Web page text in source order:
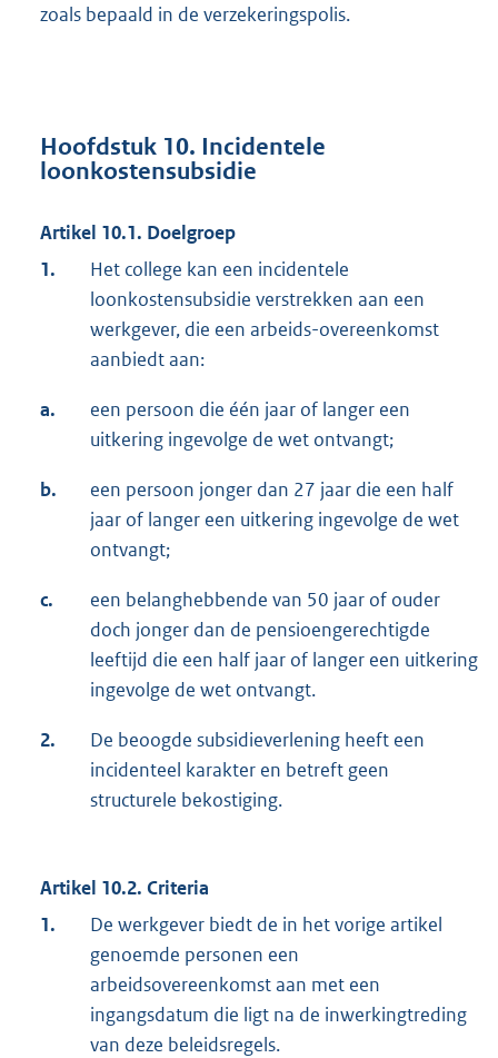
zoals bepaald in de verzekeringspolis.
Hoofdstuk 10. Incidentele
loonkostensubsidie
Artikel 10.1. Doelgroep
1.
Het college kan een incidentele
loonkostensubsidie verstrekken aan een
werkgever, die een arbeids-overeenkomst
aanbiedt aan:
a.
een persoon die één jaar of langer een
uitkering ingevolge de wet ontvangt;
b.
een persoon jonger dan 27 jaar die een half
jaar of langer een uitkering ingevolge de wet
ontvangt;
c.
een belanghebbende van 50 jaar of ouder
doch jonger dan de pensioengerechtigde
leeftijd die een half jaar of langer een uitkering
ingevolge de wet ontvangt.
2.
De beoogde subsidieverlening heeft een
incidenteel karakter en betreft geen
structurele bekostiging.
Artikel 10.2. Criteria
1.
De werkgever biedt de in het vorige artikel
genoemde personen een
arbeidsovereenkomst aan met een
ingangsdatum die ligt na de inwerkingtreding
van deze beleidsregels.